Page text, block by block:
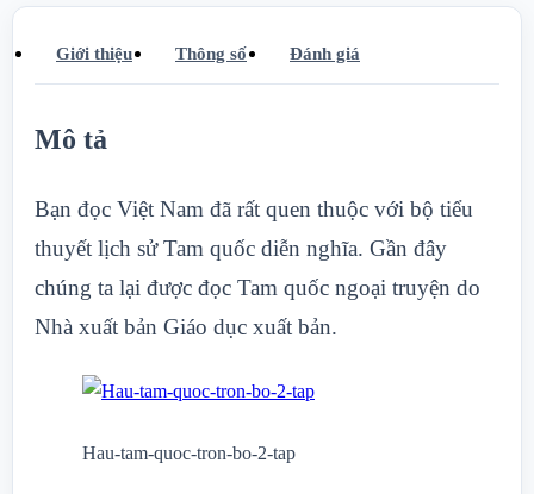
Giới thiệu Thông số Đánh giá
Mô tả
Bạn đọc Việt Nam đã rất quen thuộc với bộ tiểu
thuyết lịch sử Tam quốc diễn nghĩa. Gần đây
chúng ta lại được đọc Tam quốc ngoại truyện do
Nhà xuất bản Giáo dục xuất bản.
Hau-tam-quoc-tron-bo-2-tap